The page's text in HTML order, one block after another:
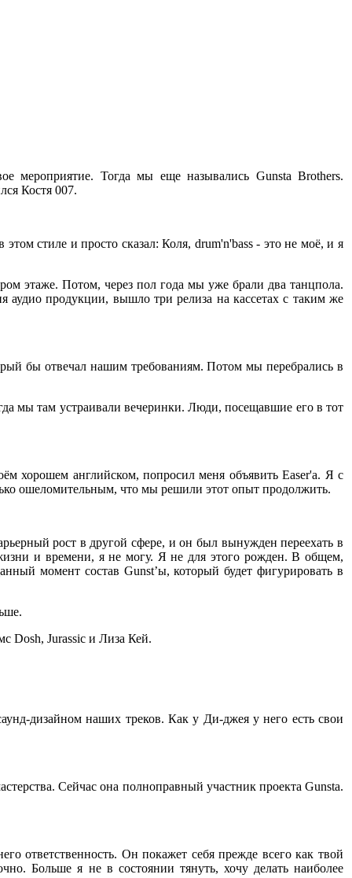
мероприятие. Тогда мы еще назывались Gunsta Brothers.
Костя 007.
стиле и просто сказал: Коля, drum'n'bass - это не моё, и я
этаже. Потом, через пол года мы уже брали два танцпола.
продукции, вышло три релиза на кассетах с таким же
бы отвечал нашим требованиям. Потом мы перебрались в
мы там устраивали вечеринки. Люди, посещавшие его в тот
хорошем английском, попросил меня объявить Easer'a. Я с
ошеломительным, что мы решили этот опыт продолжить.
рост в другой сфере, и он был вынужден переехать в
и времени, я не могу. Я не для этого рожден. В общем,
момент состав Gunst’ы, который будет фигурировать в
Dosh, Jurassic и Лиза Кей.
дизайном наших треков. Как у Ди-джея у него есть свои
Сейчас она полноправный участник проекта Gunsta.
ответственность. Он покажет себя прежде всего как твой
Больше я не в состоянии тянуть, хочу делать наиболее